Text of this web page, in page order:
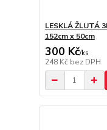
LESKLÁ ŽLUTÁ
152cm x 50cm
300 Kč/ks
248 Kč bez DPH